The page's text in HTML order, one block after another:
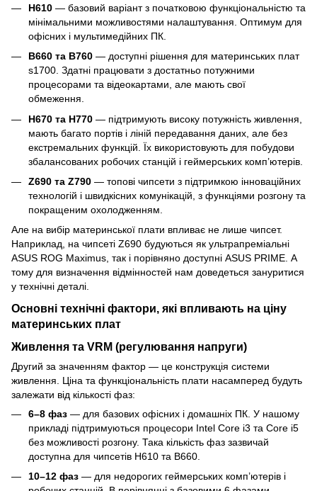
H610 — базовий варіант з початковою функціональністю та
мінімальними можливостями налаштування. Оптимум для
офісних і мультимедійних ПК.
B660 та B760 — доступні рішення для материнських плат
s1700. Здатні працювати з достатньо потужними
процесорами та відеокартами, але мають свої
обмеження.
H670 та H770 — підтримують високу потужність живлення,
мають багато портів і ліній передавання даних, але без
екстремальних функцій. Їх використовують для побудови
збалансованих робочих станцій і геймерських комп’ютерів.
Z690 та Z790 — топові чипсети з підтримкою інноваційних
технологій і швидкісних комунікацій, з функціями розгону та
покращеним охолодженням.
Але на вибір материнської плати впливає не лише чипсет.
Наприклад, на чипсеті Z690 будуються як ультрапреміальні
ASUS ROG Maximus, так і порівняно доступні ASUS PRIME. А
тому для визначення відмінностей нам доведеться зануритися
у технічні деталі.
Основні технічні фактори, які впливають на ціну
материнських плат
Живлення та VRM (регулювання напруги)
Другий за значенням фактор — це конструкція системи
живлення. Ціна та функціональність плати насамперед будуть
залежати від кількості фаз:
6–8 фаз — для базових офісних і домашніх ПК. У нашому
прикладі підтримуються процесори Intel Core i3 та Core i5
без можливості розгону. Така кількість фаз зазвичай
доступна для чипсетів H610 та B660.
10–12 фаз — для недорогих геймерських комп’ютерів і